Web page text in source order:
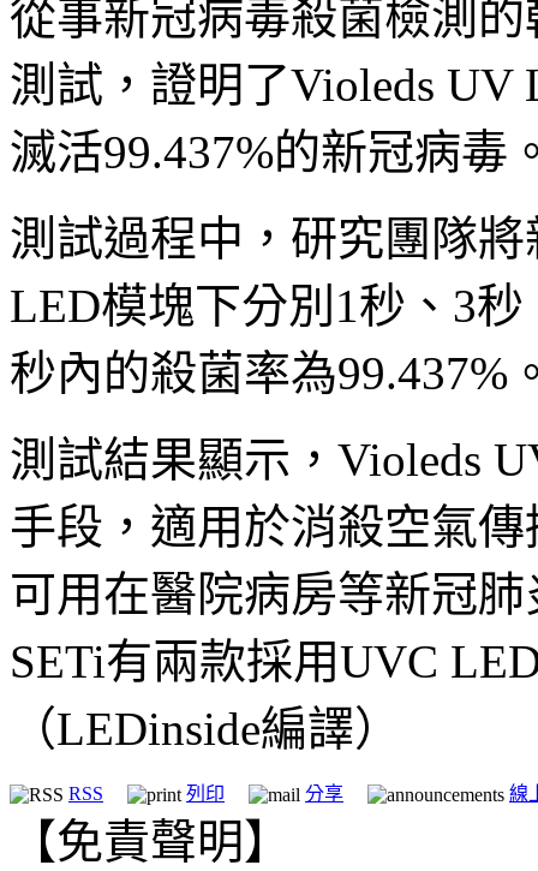
從事新冠病毒殺菌檢測
測試，證明了Violeds
滅活99.437%的新冠病毒
測試過程中，研究團隊
LED模塊下分別1秒、3
秒內的殺菌率為99.437%
測試結果顯示，Violeds
手段，適用於消殺空氣
可用在醫院病房等新冠
SETi有兩款採用UVC
（LEDinside編譯）
RSS 列印 分享 線
【免責聲明】